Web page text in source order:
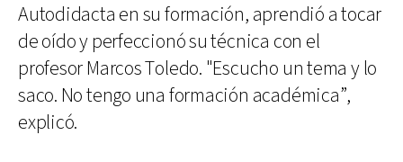
Autodidacta en su formación, aprendió a tocar
de oído y perfeccionó su técnica con el
profesor Marcos Toledo. "Escucho un tema y lo
saco. No tengo una formación académica”,
explicó.